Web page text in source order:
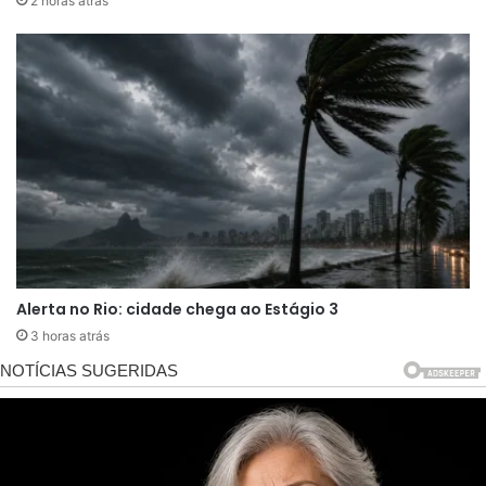
qualificando-a como um ato de agressão
imperialista que viola o direito internacional. Em
contrapartida, figuras como o presidente
argentino Javier Milei expressaram apoio,
argumentando que a remoção de Maduro
representa um passo para a restauração da
democracia na região. A Colômbia, vizinha da
Venezuela, colocou suas forças em alerta
máximo, temendo um influxo de refugiados ou
instabilidade fronteiriça decorrente do vácuo de
poder.
No cenário doméstico venezuelano, protestos
Alerta no Rio: cidade chega ao Estágio 3
3 horas atrás